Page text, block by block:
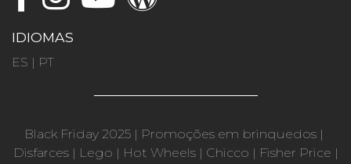
IDIOMAS
ES | PT
Black Friday 2025 | Promoções em brinquedos |
Disfarces| Lego | Hot Wheels| Chicco | Fisher Price |